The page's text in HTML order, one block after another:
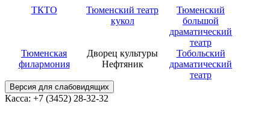
ТКТО
Тюменский театр
кукол
Тюменский
большой
драматический
театр
Тюменская
филармония
Дворец культуры
Нефтяник
Тобольский
драматический
театр
Версия для слабовидящих
Касса: +7 (3452) 28-32-32